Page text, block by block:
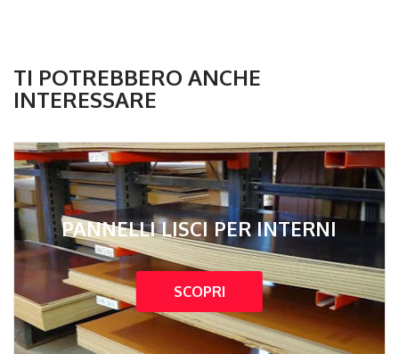
TI POTREBBERO ANCHE
INTERESSARE
PANNELLI LISCI PER INTERNI
SCOPRI